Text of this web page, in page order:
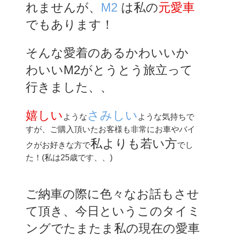
れませんが、 M2 は私の元愛車
でもあります！
そんな愛着のあるかわいいか
わいいM2がとうとう旅立って
行きました、、
嬉しい ような さみしい ような気持ちで
すが、ご購入頂いたお客様も非常にお車やバイ
クがお好きな方で私よりも若い方でし
た！(私は25歳です、、)
ご納車の際に色々なお話もさせ
て頂き、今日というこのタイミ
ングでたまたま私の現在の愛車